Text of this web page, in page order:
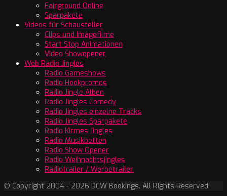
Fairground Online
Sparpakete
Videos für Schausteller
Clips und Imagefilme
Start Stop Animationen
Video Showopener
Web Radio Jingles
Radio Gameshows
Radio Hookpromos
Radio Jingle Alben
Radio Jingles Comedy
Radio Jingles einzelne Tracks
Radio Jingles Sparpakete
Radio Kirmes Jingles
Radio Musikbetten
Radio Show Opener
Radio Weihnachtsjingles
Radiotrailer / Werbetrailer
© Copyright 2004 - 2026 DCW Bookings. All Rights Reserved.